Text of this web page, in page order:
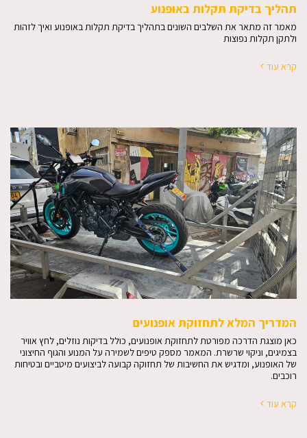
תהליך בדיקת תקלות באופנוע
מאמר זה מתאר את השלבים השונים בתהליך בדיקת תקלות באופנוע ואיך לזהות
ולתקן תקלות נפוצות
קרא עוד
המדריך המלא לתחזוקת אופנועים
כאן מוצגת הדרכה מפורטת לתחזוקת אופנועים, כולל בדיקות נוזלים, לחץ אוויר
בצמיגים, וניקוי שרשרת. המאמר מספק טיפים לשמירה על המנוע והגוף החיצוני
של האופנוע, ומדגיש את החשיבות של תחזוקה קבועה לביצועים מיטביים ובטיחות
רוכבים.
קרא עוד